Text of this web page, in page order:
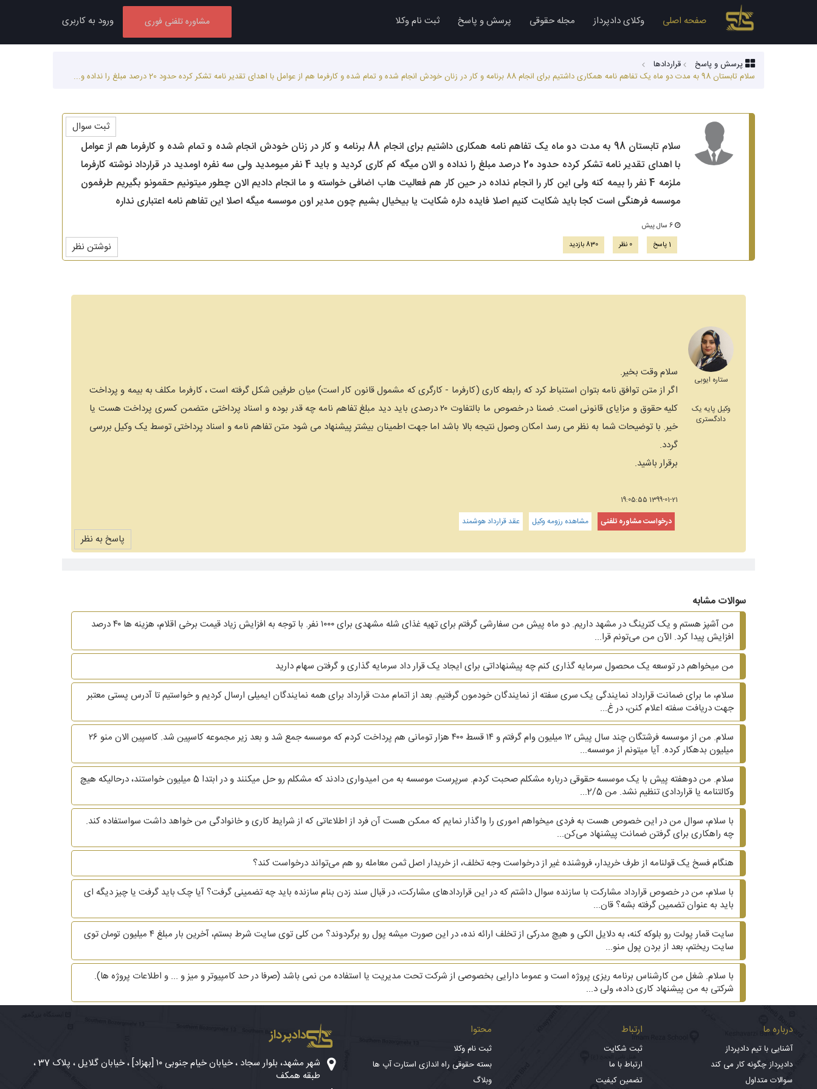
صفحه اصلی وکلای دادپرداز مجله حقوقی پرسش و پاسخ ثبت نام وکلا مشاوره تلفنی فوری ورود به کاربری
پرسش و پاسخ
قراردادها
سلام تابستان 98 به مدت دو ماه یک تفاهم نامه همکاری داشتیم برای انجام 88 برنامه و کار در زنان خودش انجام شده و تمام شده و کارفرما هم از عوامل با اهدای تقدیر نامه تشکر کرده حدود 20 درصد مبلغ را نداده و...
سلام تابستان 98 به مدت دو ماه یک تفاهم نامه همکاری داشتیم برای انجام 88 برنامه و کار در زنان خودش انجام شده و تمام شده و کارفرما هم از عوامل
با اهدای تقدیر نامه تشکر کرده حدود 20 درصد مبلغ را نداده و الان میگه کم کاری کردید و باید 4 نفر میومدید ولی سه نفره اومدید در قرارداد نوشته کارفرما
ملزمه 4 نفر را بیمه کنه ولی این کار را انجام نداده در حین کار هم فعالیت هاب اضافی خواسته و ما انجام دادیم الان چطور میتونیم حقمونو بگیریم طرفمون
موسسه فرهنگی است کجا باید شکایت کنیم اصلا فایده داره شکایت یا بیخیال بشیم چون مدیر اون موسسه میگه اصلا این تفاهم نامه اعتباری نداره
6 سال پیش
1 پاسخ
0 نظر 830 بازدید نوشتن نظر
ثبت سوال
ستاره ایوبی
وکیل پایه یک
دادگستری
سلام وقت بخیر.
اگر از متن توافق نامه بتوان استنباط کرد که رابطه کاری (کارفرما - کارگری که مشمول قانون کار است) میان طرفین شکل گرفته است ، کارفرما مکلف به بیمه و پرداخت
کلیه حقوق و مزایای قانونی است. ضمنا در خصوص ما بالتفاوت ۲۰ درصدی باید دید مبلغ تفاهم نامه چه قدر بوده و اسناد پرداختی متضمن کسری پرداخت هست یا
خیر. با توضیحات شما به نظر می رسد امکان وصول نتیجه بالا باشد اما جهت اطمینان بیشتر پیشنهاد می شود متن تفاهم نامه و اسناد پرداختی توسط یک وکیل بررسی
گردد.
برقرار باشید.
1399-01-21 19:05:55
درخواست مشاوره تلفنی مشاهده رزومه وکیل عقد قرارداد هوشمند
پاسخ به نظر
سوالات مشابه
من آشپز هستم و یک کترینگ در مشهد داریم. دو ماه پیش من سفارشی گرفتم برای تهیه غذای شله مشهدی برای ۱۰۰۰ نفر. با توجه به افزایش زیاد قیمت برخی اقلام، هزینه ها ۴۰ درصد
افزایش پیدا کرد. الآن من می‌تونم قرا...
من میخواهم در توسعه یک محصول سرمایه گذاری کنم چه پیشنهاداتی برای ایجاد یک قرار داد سرمایه گذاری و گرفتن سهام دارید
سلام، ما برای ضمانت قرارداد نمایندگی یک سری سفته از نمایندگان خودمون گرفتیم. بعد از اتمام مدت قرارداد برای همه نمایندگان ایمیلی ارسال کردیم و خواستیم تا آدرس پستی معتبر
جهت دریافت سفته اعلام کنن، در غ...
سلام. من از موسسه فرشتگان چند سال پیش ۱۲ میلیون وام گرفتم و ۱۴ قسط ۴۰۰ هزار تومانی هم پرداخت کردم که موسسه جمع شد و بعد زیر مجموعه کاسپین شد. کاسپین الان منو ۲۶
میلیون بدهکار کرده. آیا میتونم از موسسه...
سلام. من دوهفته پیش با یک موسسه حقوقی درباره مشکلم صحبت کردم. سرپرست موسسه به من امیدواری دادند که مشکلم رو حل میکنند و در ابتدا 5 میلیون خواستند، درحالیکه هیچ
وکالتنامه یا قراردادی تنظیم نشد. من 2/5...
با سلام، سوال من در این خصوص هست به فردی میخواهم اموری را واگذار نمایم که ممکن هست آن فرد از اطلاعاتی که از شرایط کاری و خانوادگی من خواهد داشت سواستفاده کند.
چه راهکاری برای گرفتن ضمانت پیشنهاد می‌کن...
هنگام فسخ یک قولنامه از طرف خریدار، فروشنده غیر از درخواست وجه تخلف، از خریدار اصل ثمن معامله رو هم می‌تواند درخواست کند؟
با سلام، من در خصوص قرارداد مشارکت با سازنده سوال داشتم که در این قراردادهای مشارکت، در قبال سند زدن بنام سازنده باید چه تضمینی گرفت؟ آیا چک باید گرفت یا چیز دیگه ای
باید به عنوان تضمین گرفته بشه؟ قان...
سایت قمار پولت رو بلوکه کنه، به دلایل الکی و هیچ مدرکی از تخلف ارائه نده، در این صورت میشه پول رو برگردوند؟ من کلی توی سایت شرط بستم، آخرین بار مبلغ ۴ میلیون تومان توی
سایت ریختم، بعد از بردن پول منو...
با سلام. شغل من کارشناس برنامه ریزی پروژه است و عموما دارایی بخصوصی از شرکت تحت مدیریت یا استفاده من نمی باشد (صرفا در حد کامپیوتر و میز و ... و اطلاعات پروژه ها).
شرکتی به من پیشنهاد کاری داده، ولی د...
درباره ما
آشنایی با تیم دادپرداز
دادپرداز چگونه کار می کند
سوالات متداول
ارتباط
ثبت شکایت
ارتباط با ما
تضمین کیفیت
محتوا
ثبت نام وکلا
بسته حقوقی راه اندازی استارت آپ ها
وبلاگ
دادپرداز
شهر مشهد، بلوار سجاد ، خیابان خیام جنوبی ۱۰ [بهزاد] ، خیابان گلایل ، پلاک 37 ،
طبقه همکف